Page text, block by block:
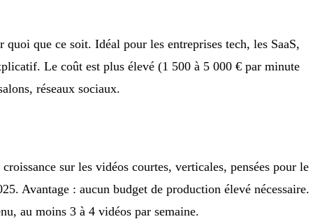
que ce soit. Idéal pour les entreprises tech, les SaaS,
Le coût est plus élevé (1 500 à 5 000 € par minute
réseaux sociaux.
sur les vidéos courtes, verticales, pensées pour le
Avantage : aucun budget de production élevé nécessaire.
au moins 3 à 4 vidéos par semaine.